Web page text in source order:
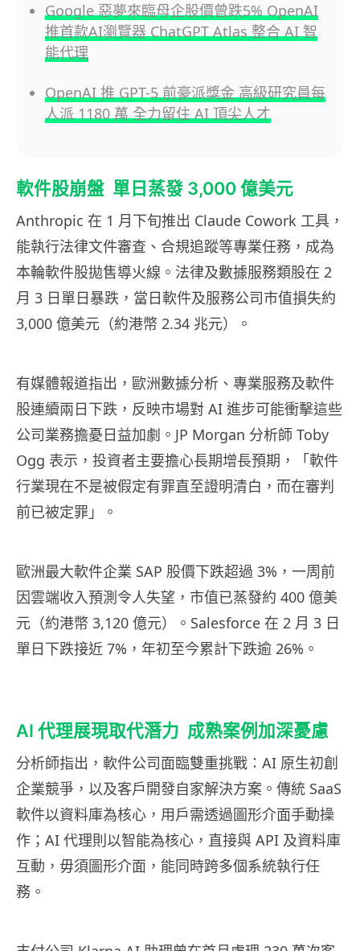
Google 惡夢來臨母企股價曾跌5% OpenAI
推首款AI瀏覽器 ChatGPT Atlas 整合 AI 智
能代理
OpenAI 推 GPT-5 前豪派獎金 高級研究員每
人派 1180 萬 全力留住 AI 頂尖人才
軟件股崩盤 單日蒸發 3,000 億美元
Anthropic 在 1 月下旬推出 Claude Cowork 工具，
能執行法律文件審查、合規追蹤等專業任務，成為
本輪軟件股拋售導火線。法律及數據服務類股在 2
月 3 日單日暴跌，當日軟件及服務公司市值損失約
3,000 億美元（約港幣 2.34 兆元）。
有媒體報道指出，歐洲數據分析、專業服務及軟件
股連續兩日下跌，反映市場對 AI 進步可能衝擊這些
公司業務擔憂日益加劇。JP Morgan 分析師 Toby
Ogg 表示，投資者主要擔心長期增長預期，「軟件
行業現在不是被假定有罪直至證明清白，而在審判
前已被定罪」。
歐洲最大軟件企業 SAP 股價下跌超過 3%，一周前
因雲端收入預測令人失望，市值已蒸發約 400 億美
元（約港幣 3,120 億元）。Salesforce 在 2 月 3 日
單日下跌接近 7%，年初至今累計下跌逾 26%。
AI 代理展現取代潛力 成熟案例加深憂慮
分析師指出，軟件公司面臨雙重挑戰：AI 原生初創
企業競爭，以及客戶開發自家解決方案。傳統 SaaS
軟件以資料庫為核心，用戶需透過圖形介面手動操
作；AI 代理則以智能為核心，直接與 API 及資料庫
互動，毋須圖形介面，能同時跨多個系統執行任
務。